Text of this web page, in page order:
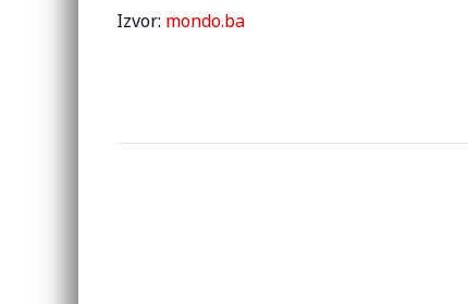
Izvor: mondo.ba